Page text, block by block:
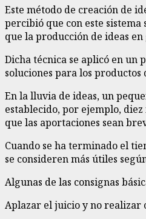
Este método de creación de
percibió que con este
que la producción de ideas
Dicha técnica se aplicó en un
soluciones para los
En la lluvia de ideas, un
establecido, por ejemplo,
que las aportaciones sean
Cuando se ha terminado el
se consideren más útiles
Algunas de las consignas
Aplazar el juicio y no realizar